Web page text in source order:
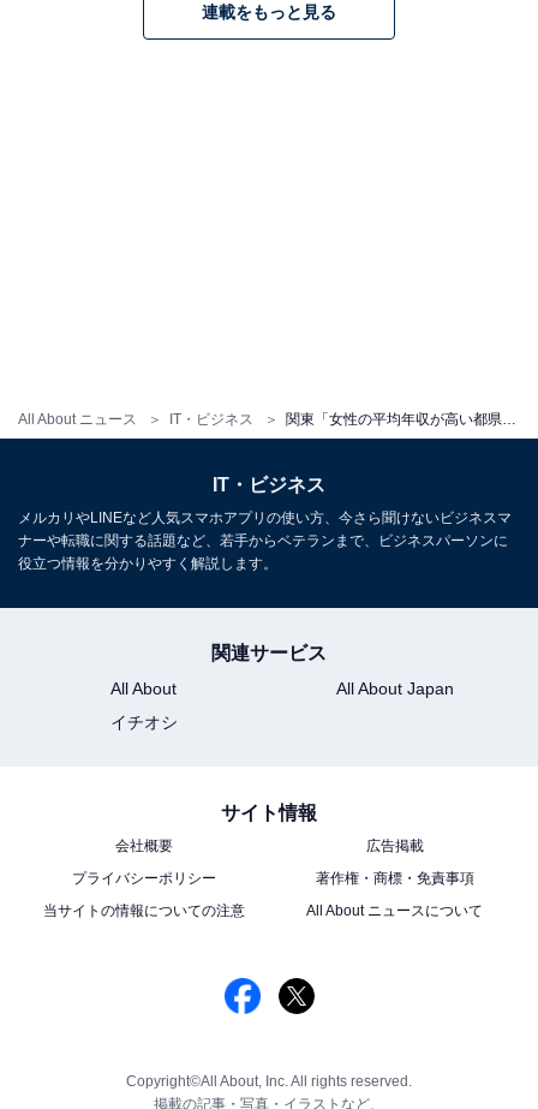
All About ニュース IT・ビジネス 関東「女性の平均年収が高い都県」 3位 千葉県（340万円）、2位 神奈川県（352万円）、1位は？
連載をもっと見る
IT・ビジネス
メルカリやLINEなど人気スマホアプリの使い方、今さら聞けないビジネスマ
ナーや転職に関する話題など、若手からベテランまで、ビジネスパーソンに
役立つ情報を分かりやすく解説します。
関連サービス
All About
All About Japan
イチオシ
サイト情報
会社概要
広告掲載
プライバシーポリシー
著作権・商標・免責事項
当サイトの情報についての注意
All About ニュースについて
Copyright©All About, Inc. All rights reserved.
掲載の記事・写真・イラストなど、